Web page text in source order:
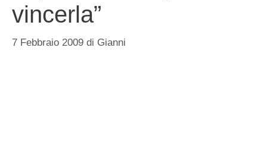
vincerla”
7 Febbraio 2009 di Gianni